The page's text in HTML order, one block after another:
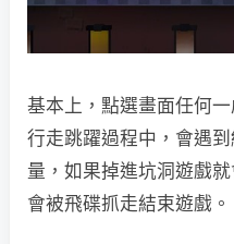
基本上，點選畫面任何
行走跳躍過程中，會遇
量，如果掉進坑洞遊戲
會被飛碟抓走結束遊戲。